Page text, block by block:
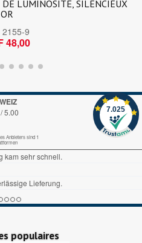
LUMINOSITÉ, SILENCIEUX
OR
2155-9
48,00
/5.00
Anbieters sind 1
7.025
keine Frage bleibt offen
populaires